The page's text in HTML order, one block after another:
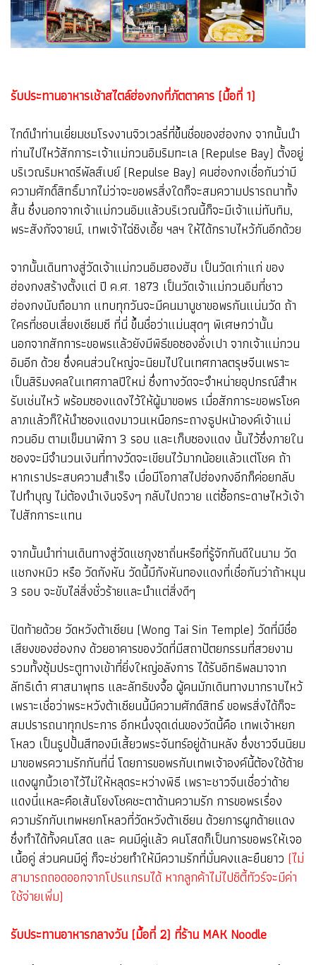
รับประทานอาหารเช้าสไตล์ฮ่องกงที่ภัตตาคาร (มื้อที่ 1)
ไกด์นำท่านเยี่ยมชมโรงงานจิวเวลรี่ที่ขึ้นชื่อของฮ่องกง จากนั้นนำ
ท่านไปไหว้สักการะเจ้าแม่กวนอิมริมทะเล (Repulse Bay) ตั้งอยู่
บริเวณริมหาดรีพัลส์เบย์ (Repulse Bay) คนฮ่องกงเชื่อกันว่ามี
ความศักดิ์สิทธิ์มากไม่ว่าจะขอพรสิ่งใดก็จะสมความปรารถนาทั้ง
สิ้น ซึ่งนอกจากเจ้าแม่กวนอิมแล้วบริเวณนี้ก็จะมีเจ้าแม่ทับทิม,
พระสังกัจจายน์, เทพเจ้าไฉ่ซิงเอี้ย ฯลฯ ให้ได้กราบไหว้กันอีกด้วย
จากนั้นเดินทางสู่วัดเจ้าแม่กวนอิมฮองฮัม เป็นวัดเก่าแก่ ของ
ฮ่องกงสร้างตั้งแต่ ปี ค.ศ. 1873 เป็นวัดเจ้าแม่กวนอิมที่ชาว
ฮ่องกงนับถือมาก แทบทุกวันจะมีคนมาบูชาขอพรกันแน่นวัด ถ้า
ใครที่ชอบเสี่ยงเซียมซี ที่นี่ ขึ้นชื่อว่าแม่นสุดๆ พิเศษกว่านั้น
นอกจากสักการะขอพรแล้วยังมีพิธีขอซองอั่งเปา จากเจ้าแม่กวน
อิมอีก ด้วย ซึ่งคนส่วนใหญ่จะนิยมไปในเทศกาลตรุษจีนเพราะ
เป็นสิริมงคลในเทศกาลปีใหม่ ซึ่งทางวัดจะจําหน่ายอุปกรณ์สําห
รับเช่นไหว้ พร้อมซองแดงไว้ให้ผู้มาขอพร เมื่อสักการะขอพรโชค
ลาภแล้วก็ให้นําซองแดงมาวนเหนือกระถางธูปหน้าองค์เจ้าแม่
กวนอิม ตามเข็มนาฬิกา 3 รอบ และเก็บซองแดง นั้นไว้ซึ่งภายใน
ซองจะมีจํานวนเงินที่ทางวัดจะเขียนไว้มากน้อยแล้วแต่โชค ถ้า
หากเราประสบความสําเร็จ เมื่อมีโอกาสไปฮ่องกงอีกก็ค่อยกลับ
ไปทําบุญ ไม่ต้องนําเงินจริงๆ กลับไปถวาย แต่ซื้อกระดาษไหว้เจ้า
ไปสักการะแทน
จากนั้นนำท่านเดินทางสู่วัดแชกุงซาถิ่นหรือที่รู้จักกันดีในนาม วัด
แชกงหมิว หรือ วัดกังหัน วัดนี้มีกังหันทองแดงที่เชื่อกันว่าถ้าหมุน
3 รอบ จะขับไล่สิ่งชั่วร้ายและนำแต่สิ่งดีๆ
ปิดท้ายด้วย วัดหวังต้าเซียน (Wong Tai Sin Temple) วัดที่มีชื่อ
เสียงของฮ่องกง ด้วยอาคารของวัดที่มีสถาปัตยกรรมที่สวยงาม
รวมทั้งซุ้มประตูทางเข้าที่ยิ่งใหญ่อลังการ ได้รับอิทธิพลมาจาก
ลัทธิเต๋า ศาสนาพุทธ และลัทธิขงจื้อ ผู้คนมักเดินทางมากราบไหว้
เพราะเชื่อว่าพระหวังต้าเซียนนี้มีความศักด์สิทธ์ ขอพรสิ่งได้ก็จะ
สมปรารถนาทุกประการ อีกหนึ่งจุดเด่นของวัดนี้คือ เทพเจ้าหยก
โหลว เป็นรูปปั้นสีทองมีเสี้ยวพระจันทร์อยู่ด้านหลัง ซึ่งชาวจีนนิยม
มาขอพรความรักกันที่นี่ โดยการขอพรกับเทพเจ้าองค์นี้ต้องใช้ด้าย
แดงผูกนิ้วเอาไว้ไม่ให้หลุดระหว่างพิธี เพราะชาวจีนเชื่อว่าด้าย
แดงนี่แหละคือเส้นโยงโชคชะตาด้านความรัก การขอพรเรื่อง
ความรักกับเทพหยกโหลวที่วัดหวังต้าเซียน ด้วยการผูกด้ายแดง
ซึ่งทำได้ทั้งคนโสด และ คนมีคู่แล้ว คนโสดก็เป็นการขอพรให้เจอ
เนื้อคู่ ส่วนคนมีคู่ ก็จะช่วยทำให้มีความรักที่มั่นคงและยืนยาว (ไม่
สามารถถอดออกจากโปรแกรมได้ หากลูกค้าไม่ไปซิตี้ทัวร์จะมีค่า
ใช้จ่ายเพิ่ม)
รับประทานอาหารกลางวัน (มื้อที่ 2) ที่ร้าน MAK Noodle